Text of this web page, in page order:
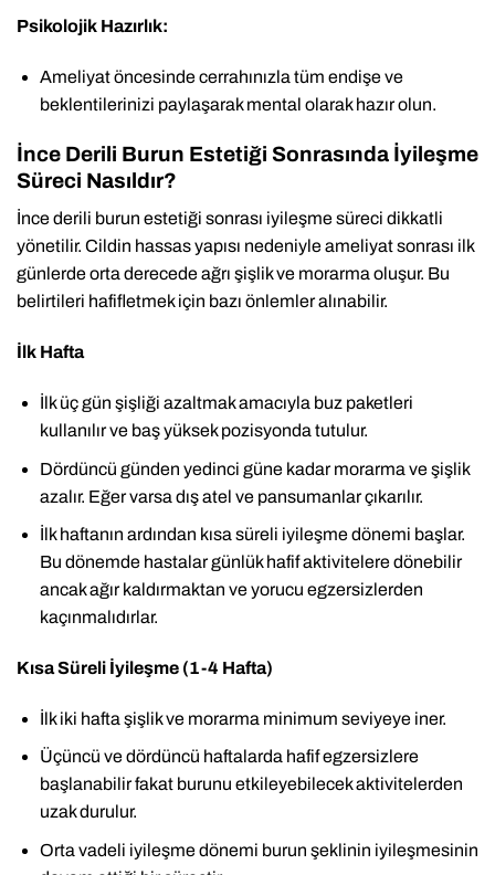
Psikolojik Hazırlık:
Ameliyat öncesinde cerrahınızla tüm endişe ve
beklentilerinizi paylaşarak mental olarak hazır olun.
İnce Derili Burun Estetiği Sonrasında İyileşme
Süreci Nasıldır?
İnce derili burun estetiği sonrası iyileşme süreci dikkatli
yönetilir. Cildin hassas yapısı nedeniyle ameliyat sonrası ilk
günlerde orta derecede ağrı şişlik ve morarma oluşur. Bu
belirtileri hafifletmek için bazı önlemler alınabilir.
İlk Hafta
İlk üç gün şişliği azaltmak amacıyla buz paketleri
kullanılır ve baş yüksek pozisyonda tutulur.
Dördüncü günden yedinci güne kadar morarma ve şişlik
azalır. Eğer varsa dış atel ve pansumanlar çıkarılır.
İlk haftanın ardından kısa süreli iyileşme dönemi başlar.
Bu dönemde hastalar günlük hafif aktivitelere dönebilir
ancak ağır kaldırmaktan ve yorucu egzersizlerden
kaçınmalıdırlar.
Kısa Süreli İyileşme (1-4 Hafta)
İlk iki hafta şişlik ve morarma minimum seviyeye iner.
Üçüncü ve dördüncü haftalarda hafif egzersizlere
başlanabilir fakat burunu etkileyebilecek aktivitelerden
uzak durulur.
Orta vadeli iyileşme dönemi burun şeklinin iyileşmesinin